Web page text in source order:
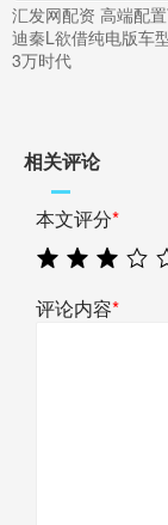
汇发网配资 高端配
迪秦L欲借纯电版车
3万时代
相关评论
本文评分*
评论内容*